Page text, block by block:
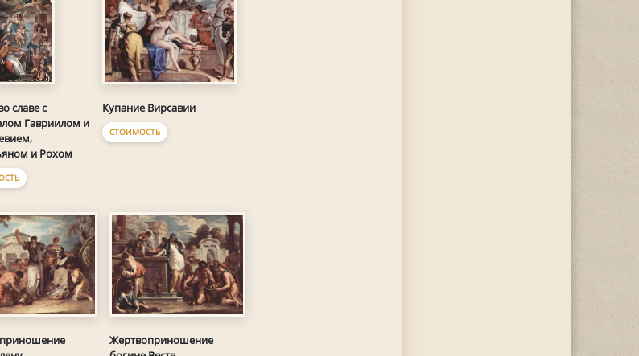
славе с
Гавриилом и
и Рохом
Купание Вирсавии
СТОИМОСТЬ
Жертвоприношение